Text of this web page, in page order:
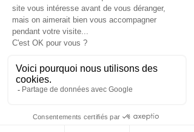
par des cabinets de recrutement pour
embaucher des candidats à des postes
RH, mais quelle...